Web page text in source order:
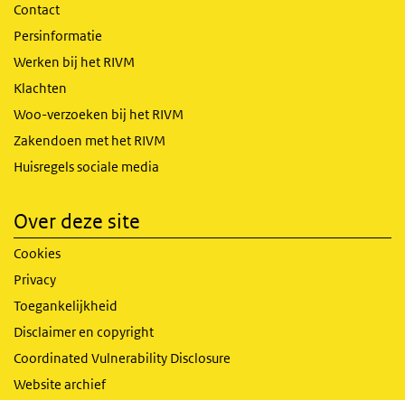
Contact
Persinformatie
Werken bij het RIVM
Klachten
Woo-verzoeken bij het RIVM
Zakendoen met het RIVM
Huisregels sociale media
Over deze site
Cookies
Privacy
Toegankelijkheid
Disclaimer en copyright
Coordinated Vulnerability Disclosure
Website archief